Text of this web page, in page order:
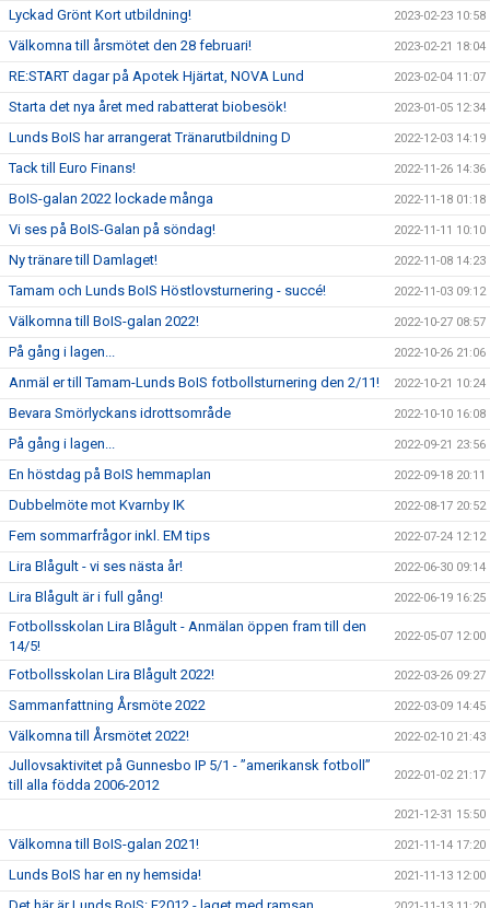
Lyckad Grönt Kort utbildning! 2023-02-23 10:58
Välkomna till årsmötet den 28 februari! 2023-02-21 18:04
RE:START dagar på Apotek Hjärtat, NOVA Lund 2023-02-04 11:07
Starta det nya året med rabatterat biobesök! 2023-01-05 12:34
Lunds BoIS har arrangerat Tränarutbildning D 2022-12-03 14:19
Tack till Euro Finans! 2022-11-26 14:36
BoIS-galan 2022 lockade många 2022-11-18 01:18
Vi ses på BoIS-Galan på söndag! 2022-11-11 10:10
Ny tränare till Damlaget! 2022-11-08 14:23
Tamam och Lunds BoIS Höstlovsturnering - succé! 2022-11-03 09:12
Välkomna till BoIS-galan 2022! 2022-10-27 08:57
På gång i lagen... 2022-10-26 21:06
Anmäl er till Tamam-Lunds BoIS fotbollsturnering den 2/11! 2022-10-21 10:24
Bevara Smörlyckans idrottsområde 2022-10-10 16:08
På gång i lagen... 2022-09-21 23:56
En höstdag på BoIS hemmaplan 2022-09-18 20:11
Dubbelmöte mot Kvarnby IK 2022-08-17 20:52
Fem sommarfrågor inkl. EM tips 2022-07-24 12:12
Lira Blågult - vi ses nästa år! 2022-06-30 09:14
Lira Blågult är i full gång! 2022-06-19 16:25
Fotbollsskolan Lira Blågult - Anmälan öppen fram till den
14/5!
2022-05-07 12:00
Fotbollsskolan Lira Blågult 2022! 2022-03-26 09:27
Sammanfattning Årsmöte 2022 2022-03-09 14:45
Välkomna till Årsmötet 2022! 2022-02-10 21:43
Jullovsaktivitet på Gunnesbo IP 5/1 - ”amerikansk fotboll”
till alla födda 2006-2012
2022-01-02 21:17
2021-12-31 15:50
Välkomna till BoIS-galan 2021! 2021-11-14 17:20
Lunds BoIS har en ny hemsida! 2021-11-13 12:00